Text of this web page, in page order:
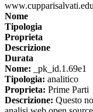
Nome
Tipologia
Proprieta
Descrizione
Durata
Nome: _pk_id.1.69e1
Tipologia: analitico
Proprieta: Prime Parti
Descrizione: Questo